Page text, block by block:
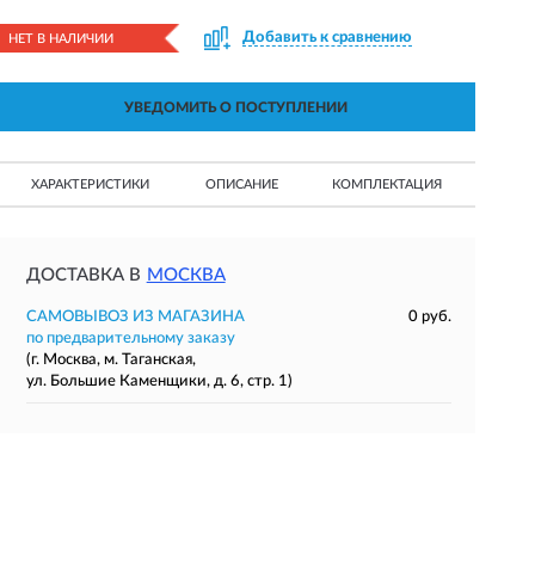
НЕТ В НАЛИЧИИ Добавить к сравнению
УВЕДОМИТЬ О ПОСТУПЛЕНИИ
ХАРАКТЕРИСТИКИ ОПИСАНИЕ КОМПЛЕКТАЦИЯ
ДОСТАВКА В МОСКВА
САМОВЫВОЗ ИЗ МАГАЗИНА
0 руб.
по предварительному заказу
(г. Москва, м. Таганская,
ул. Большие Каменщики, д. 6, стр. 1)